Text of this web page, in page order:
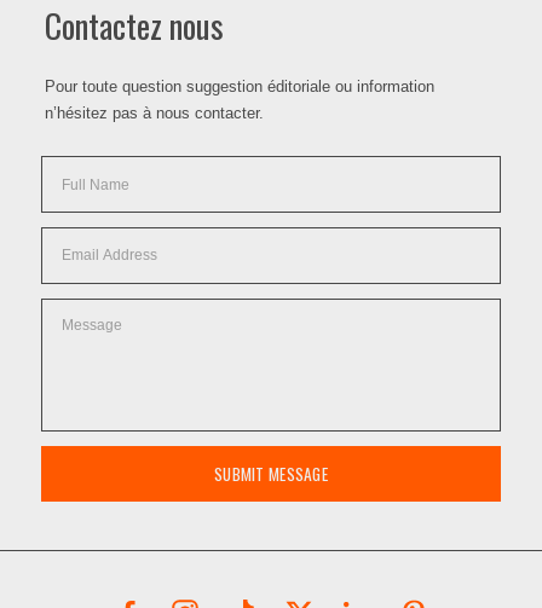
Contactez nous
Pour toute question suggestion éditoriale ou information
n’hésitez pas à nous contacter.
SUBMIT MESSAGE